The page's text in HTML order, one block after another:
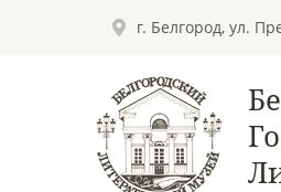
г. Белгород, ул.